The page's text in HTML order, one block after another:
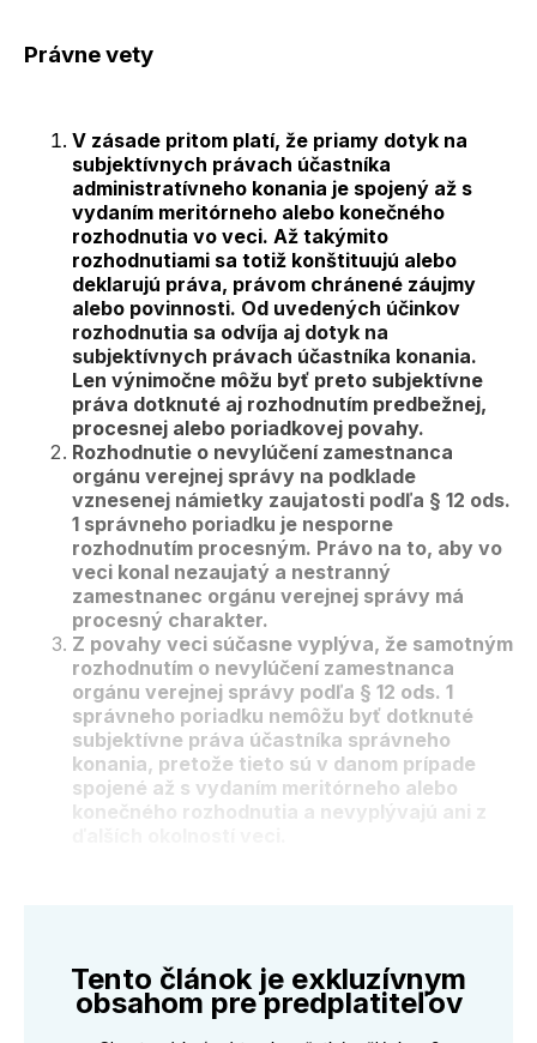
Právne vety
V zásade pritom platí, že priamy dotyk na
subjektívnych právach účastníka
administratívneho konania je spojený až s
vydaním meritórneho alebo konečného
rozhodnutia vo veci. Až takýmito
rozhodnutiami sa totiž konštituujú alebo
deklarujú práva, právom chránené záujmy
alebo povinnosti. Od uvedených účinkov
rozhodnutia sa odvíja aj dotyk na
subjektívnych právach účastníka konania.
Len výnimočne môžu byť preto subjektívne
práva dotknuté aj rozhodnutím predbežnej,
procesnej alebo poriadkovej povahy.
Rozhodnutie o nevylúčení zamestnanca
orgánu verejnej správy na podklade
vznesenej námietky zaujatosti podľa § 12 ods.
1 správneho poriadku je nesporne
rozhodnutím procesným. Právo na to, aby vo
veci konal nezaujatý a nestranný
zamestnanec orgánu verejnej správy má
procesný charakter.
Z povahy veci súčasne vyplýva, že samotným
rozhodnutím o nevylúčení zamestnanca
orgánu verejnej správy podľa § 12 ods. 1
správneho poriadku nemôžu byť dotknuté
subjektívne práva účastníka správneho
konania, pretože tieto sú v danom prípade
spojené až s vydaním meritórneho alebo
konečného rozhodnutia a nevyplývajú ani z
Tento článok je exkluzívnym
obsahom pre predplatiteľov